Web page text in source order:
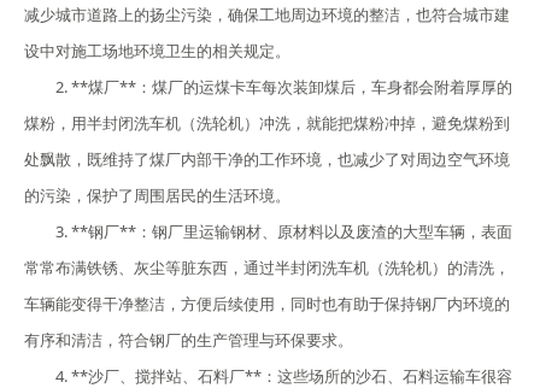
减少城市道路上的扬尘污染，确保工地周边环境的整洁，也符合城市建
设中对施工场地环境卫生的相关规定。
2. **煤厂**：煤厂的运煤卡车每次装卸煤后，车身都会附着厚厚的
煤粉，用半封闭洗车机（洗轮机）冲洗，就能把煤粉冲掉，避免煤粉到
处飘散，既维持了煤厂内部干净的工作环境，也减少了对周边空气环境
的污染，保护了周围居民的生活环境。
3. **钢厂**：钢厂里运输钢材、原材料以及废渣的大型车辆，表面
常常布满铁锈、灰尘等脏东西，通过半封闭洗车机（洗轮机）的清洗，
车辆能变得干净整洁，方便后续使用，同时也有助于保持钢厂内环境的
有序和清洁，符合钢厂的生产管理与环保要求。
4. **沙厂、搅拌站、石料厂**：这些场所的沙石、石料运输车很容